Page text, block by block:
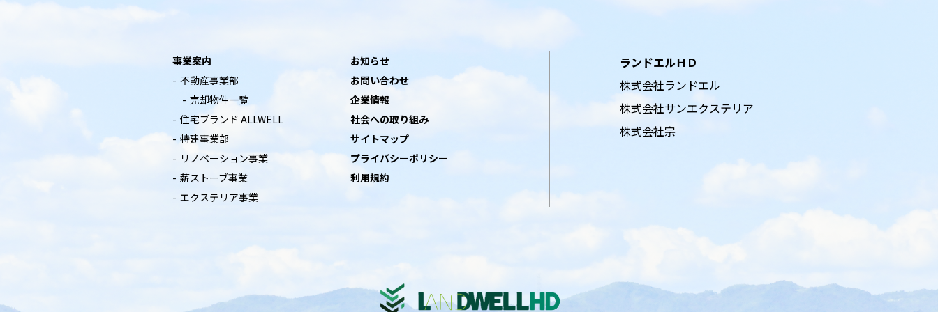
事業案内
不動産事業部
売却物件一覧
住宅ブランド ALLWELL
特建事業部
リノベーション事業
薪ストーブ事業
エクステリア事業
お知らせ
お問い合わせ
企業情報
社会への取り組み
サイトマップ
プライバシーポリシー
利用規約
ランドエルＨＤ
株式会社ランドエル
株式会社サンエクステリア
株式会社宗